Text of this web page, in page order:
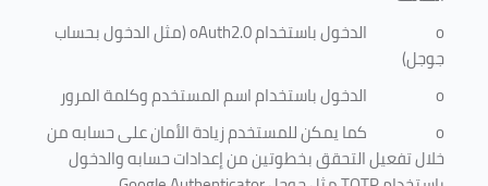
o
الدخول باستخدامoAuth2.0(مثل الدخول بحساب
جوجل)
o
الدخول باستخدام اسم المستخدم وكلمة المرور
o
كما يمكن للمستخدم زيادة الأمان على حسابه من
خلال تفعيل التحقق بخطوتين من إعدادات حسابه والدخول